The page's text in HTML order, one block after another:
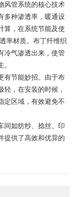
风管系统的核心技术
多种渗透率，暖通设
算，在系统节能及使
率材质。布丁纤维织
冷气渗透出来，使管
有节能妙招。由于布
，在安装的时候，
定区域，有效避免不
间如纺纱、捻丝、印
提供了高效和优异的